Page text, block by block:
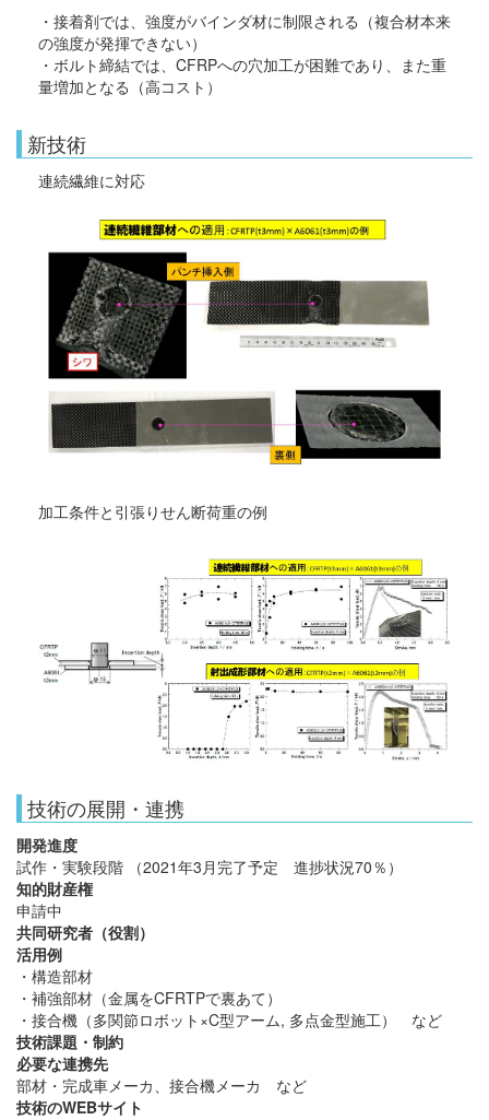
・接着剤では、強度がバインダ材に制限される（複合材本来
の強度が発揮できない）
・ボルト締結では、CFRPへの穴加工が困難であり、また重
量増加となる（高コスト）
新技術
連続繊維に対応
加工条件と引張りせん断荷重の例
技術の展開・連携
開発進度
試作・実験段階 （2021年3月完了予定 進捗状況70％）
知的財産権
申請中
共同研究者（役割）
活用例
・構造部材
・補強部材（金属をCFRTPで裏あて）
・接合機（多関節ロボット×C型アーム, 多点金型施工） など
技術課題・制約
必要な連携先
部材・完成車メーカ、接合機メーカ など
技術のWEBサイト